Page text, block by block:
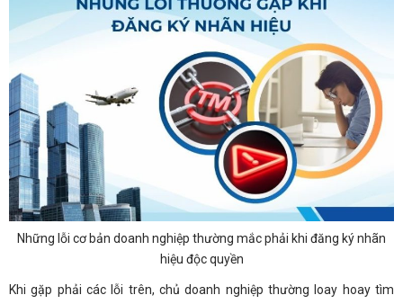
Những lỗi cơ bản doanh nghiệp thường mắc phải khi đăng ký nhãn
hiệu độc quyền
Khi gặp phải các lỗi trên, chủ doanh nghiệp thường loay hoay tìm